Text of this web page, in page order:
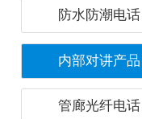
防水防潮电话
内部对讲产品
管廊光纤电话